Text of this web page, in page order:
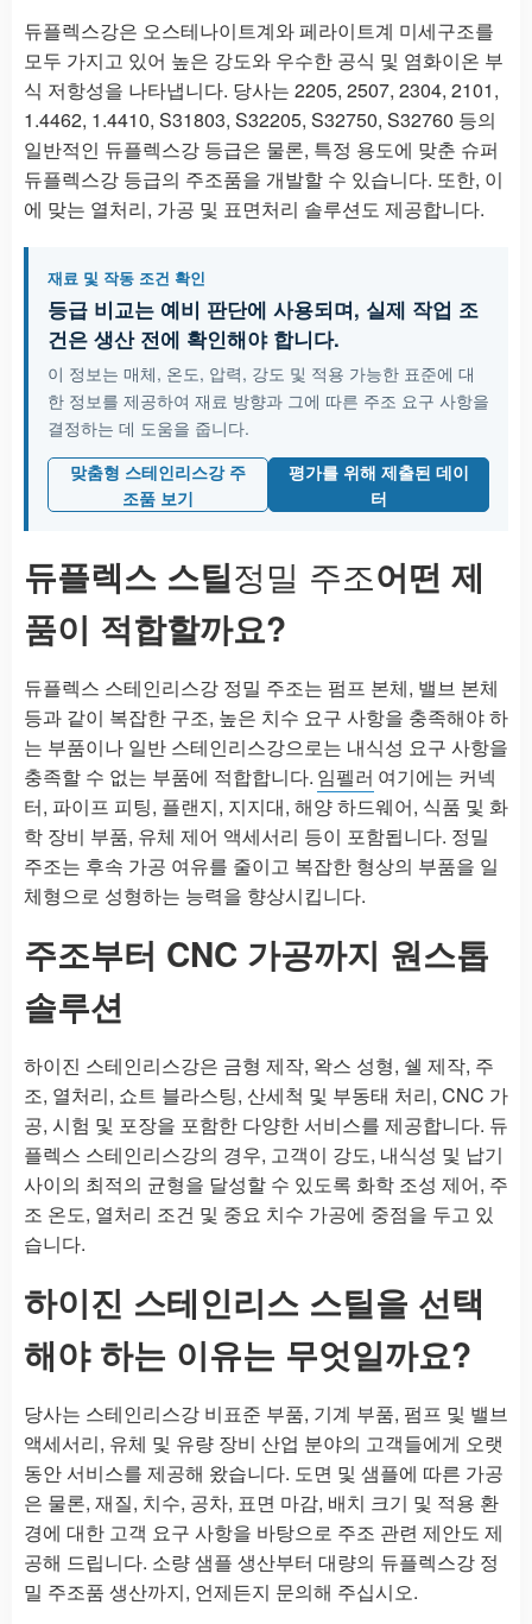
듀플렉스강은 오스테나이트계와 페라이트계 미세구조를
모두 가지고 있어 높은 강도와 우수한 공식 및 염화이온 부
식 저항성을 나타냅니다. 당사는 2205, 2507, 2304, 2101,
1.4462, 1.4410, S31803, S32205, S32750, S32760 등의
일반적인 듀플렉스강 등급은 물론, 특정 용도에 맞춘 슈퍼
듀플렉스강 등급의 주조품을 개발할 수 있습니다. 또한, 이
에 맞는 열처리, 가공 및 표면처리 솔루션도 제공합니다.
재료 및 작동 조건 확인
등급 비교는 예비 판단에 사용되며, 실제 작업 조
건은 생산 전에 확인해야 합니다.
이 정보는 매체, 온도, 압력, 강도 및 적용 가능한 표준에 대
한 정보를 제공하여 재료 방향과 그에 따른 주조 요구 사항을
결정하는 데 도움을 줍니다.
맞춤형 스테인리스강 주
조품 보기
평가를 위해 제출된 데이
터
듀플렉스 스틸정밀 주조어떤 제
품이 적합할까요?
듀플렉스 스테인리스강 정밀 주조는 펌프 본체, 밸브 본체
등과 같이 복잡한 구조, 높은 치수 요구 사항을 충족해야 하
는 부품이나 일반 스테인리스강으로는 내식성 요구 사항을
충족할 수 없는 부품에 적합합니다. 임펠러 여기에는 커넥
터, 파이프 피팅, 플랜지, 지지대, 해양 하드웨어, 식품 및 화
학 장비 부품, 유체 제어 액세서리 등이 포함됩니다. 정밀
주조는 후속 가공 여유를 줄이고 복잡한 형상의 부품을 일
체형으로 성형하는 능력을 향상시킵니다.
주조부터 CNC 가공까지 원스톱
솔루션
하이진 스테인리스강은 금형 제작, 왁스 성형, 쉘 제작, 주
조, 열처리, 쇼트 블라스팅, 산세척 및 부동태 처리, CNC 가
공, 시험 및 포장을 포함한 다양한 서비스를 제공합니다. 듀
플렉스 스테인리스강의 경우, 고객이 강도, 내식성 및 납기
사이의 최적의 균형을 달성할 수 있도록 화학 조성 제어, 주
조 온도, 열처리 조건 및 중요 치수 가공에 중점을 두고 있
습니다.
하이진 스테인리스 스틸을 선택
해야 하는 이유는 무엇일까요?
당사는 스테인리스강 비표준 부품, 기계 부품, 펌프 및 밸브
액세서리, 유체 및 유량 장비 산업 분야의 고객들에게 오랫
동안 서비스를 제공해 왔습니다. 도면 및 샘플에 따른 가공
은 물론, 재질, 치수, 공차, 표면 마감, 배치 크기 및 적용 환
경에 대한 고객 요구 사항을 바탕으로 주조 관련 제안도 제
공해 드립니다. 소량 샘플 생산부터 대량의 듀플렉스강 정
밀 주조품 생산까지, 언제든지 문의해 주십시오.